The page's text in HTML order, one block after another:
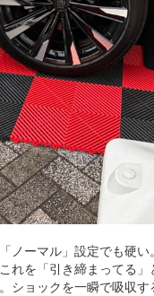
ノーマル」設定でも硬
れを「引き締まってる
ショックを一瞬で吸収